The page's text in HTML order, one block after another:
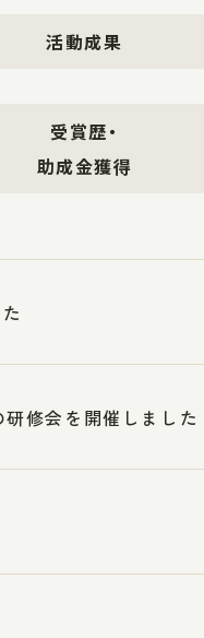
活動成果
受賞歴・
助成金獲得
修会を開催しました